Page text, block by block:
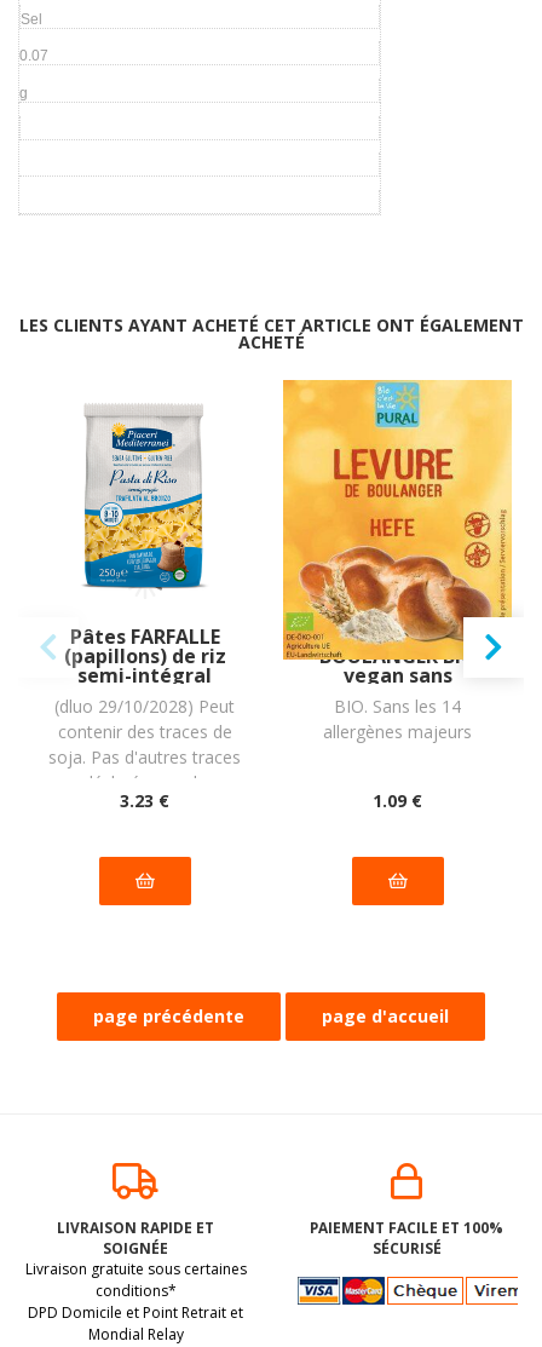
Sel
0.07
g
LES CLIENTS AYANT ACHETÉ CET ARTICLE ONT ÉGALEMENT
ACHETÉ
Pâtes FARFALLE
(papillons) de riz
semi-intégral
italien vegan sans
gluten sans
lait,sans oeufs sans
coque sans
arachide Piaceri
Mediterranei : 250g
(dluo 29/10/2028) Peut
contenir des traces de
soja. Pas d'autres traces
déclarées par le
fabricant
3.23 €
LEVURE DE
BOULANGER BIO
vegan sans
allergènes Pural : 9
grammes
BIO. Sans les 14
allergènes majeurs
1.09 €
Bonbons TEDDY
fruits BIO sans
allergènes Pural :
100 grammes
(dluo 26/09/2026) BIO.
Sans les 14 allergènes
majeurs
Pâtes ALPHABET
BIO vegan sans
gluten sans lait
sans oeufs sans
coque sans
arachide Probios :
Peut contenir des traces
LIVRAISON RAPIDE ET
SOIGNÉE
Livraison gratuite sous certaines
conditions*
DPD Domicile et Point Retrait et
Mondial Relay
PAIEMENT FACILE ET 100%
SÉCURISÉ